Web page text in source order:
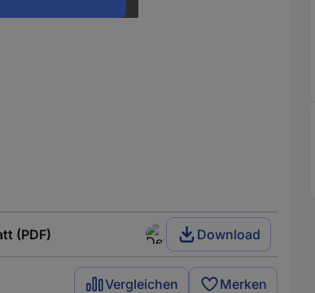
(PDF) Download
Vergleichen Merken